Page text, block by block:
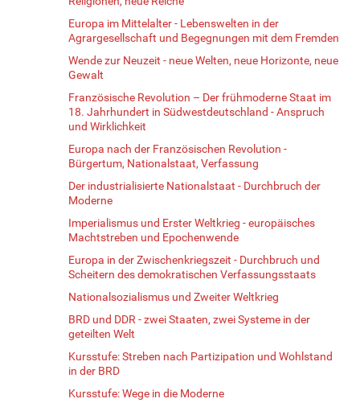
Europa im Mittelalter - Lebenswelten in der
Agrargesellschaft und Begegnungen mit dem Fremden
Wende zur Neuzeit - neue Welten, neue Horizonte, neue
Gewalt
Französische Revolution – Der frühmoderne Staat im
18. Jahrhundert in Südwestdeutschland - Anspruch
und Wirklichkeit
Europa nach der Französischen Revolution -
Bürgertum, Nationalstaat, Verfassung
Der industrialisierte Nationalstaat - Durchbruch der
Moderne
Imperialismus und Erster Weltkrieg - europäisches
Machtstreben und Epochenwende
Europa in der Zwischenkriegszeit - Durchbruch und
Scheitern des demokratischen Verfassungsstaats
Nationalsozialismus und Zweiter Weltkrieg
BRD und DDR - zwei Staaten, zwei Systeme in der
geteilten Welt
Kursstufe: Streben nach Partizipation und Wohlstand
in der BRD
Kursstufe: Wege in die Moderne